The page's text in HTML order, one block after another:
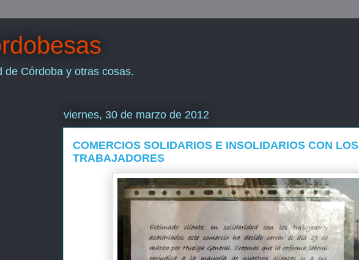
de Córdoba y otras cosas.
viernes, 30 de marzo de 2012
COMERCIOS SOLIDARIOS E INSOLIDARIOS CON LOS
TRABAJADORES